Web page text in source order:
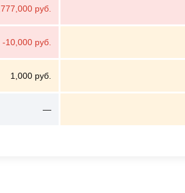
руб.
-10,000 руб.
1,000 руб.
—